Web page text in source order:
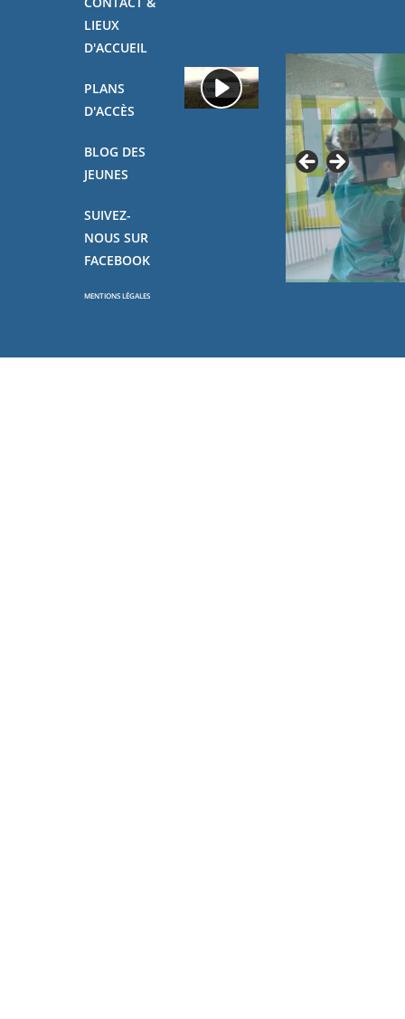
LIEUX
D'ACCUEIL
PLANS
D'ACCÈS
BLOG DES
JEUNES
SUIVEZ-
NOUS SUR
FACEBOOK
MENTIONS LÉGALES